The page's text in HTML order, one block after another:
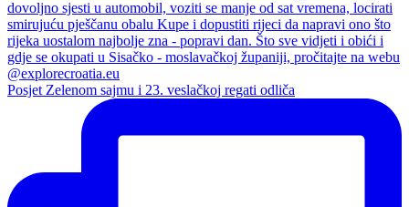
Posjet Zelenom sajmu i 23. veslačkoj regati odliča